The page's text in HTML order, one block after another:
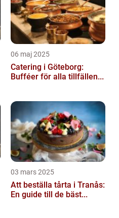
06 maj 2025
Catering i Göteborg:
Bufféer för alla tillfällen...
03 mars 2025
Att beställa tårta i Tranås:
En guide till de bäst...